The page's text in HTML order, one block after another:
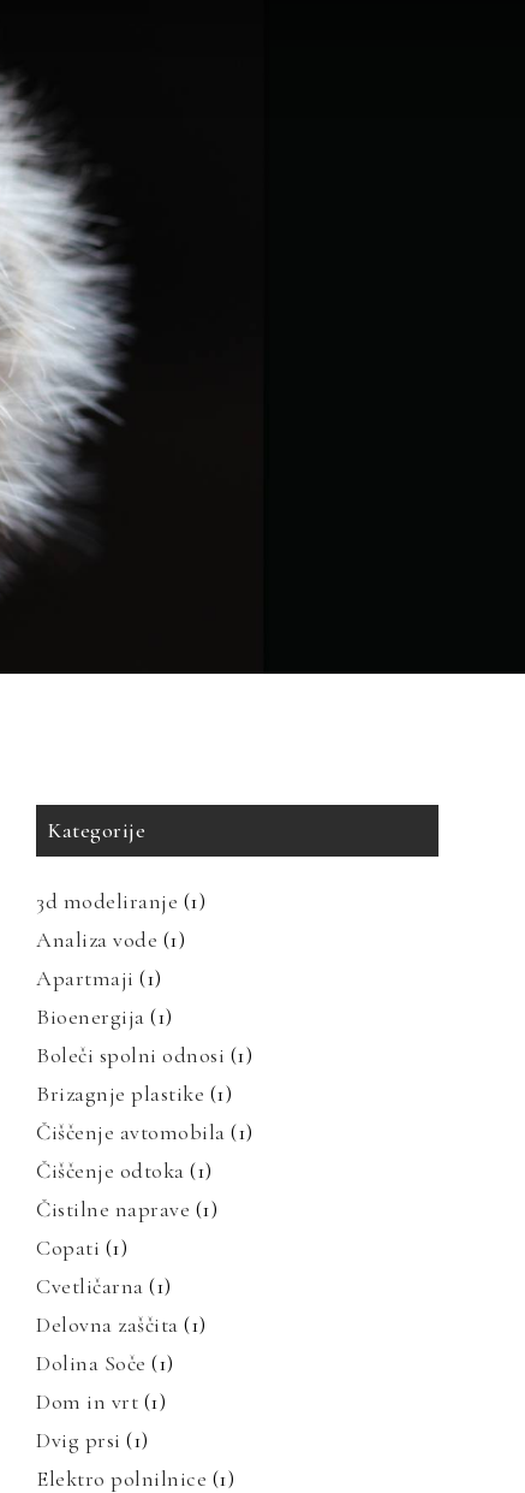
Kategorije
3d modeliranje (1)
Analiza vode (1)
Apartmaji (1)
Bioenergija (1)
Boleči spolni odnosi (1)
Brizagnje plastike (1)
Čiščenje avtomobila (1)
Čiščenje odtoka (1)
Čistilne naprave (1)
Copati (1)
Cvetličarna (1)
Delovna zaščita (1)
Dolina Soče (1)
Dom in vrt (1)
Dvig prsi (1)
Elektro polnilnice (1)